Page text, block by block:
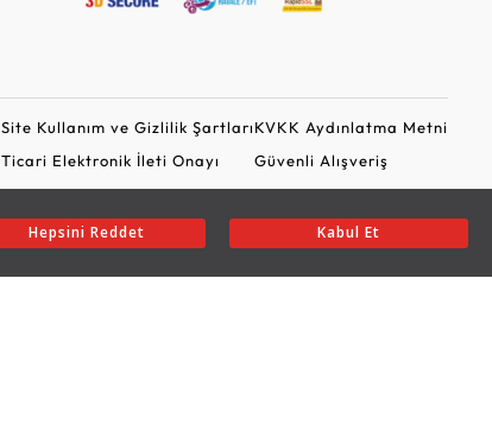
Hepsini Reddet Kabul Et
Site Kullanım ve Gizlilik Şartları
Ticari Elektronik İleti Onayı
KVKK Aydınlatma Metni
Güvenli Alışveriş